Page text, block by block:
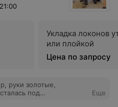
Укладка локонов
или плойкой
Цена по запросу
руки золотые,
под
Еще